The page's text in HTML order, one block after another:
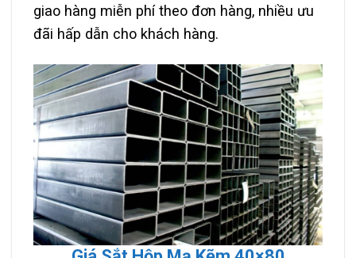
giao hàng miễn phí theo đơn hàng, nhiều ưu
đãi hấp dẫn cho khách hàng.